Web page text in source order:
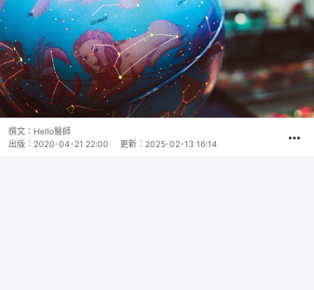
撰文： Hello醫師
出版： 2020-04-21 22:00 更新： 2025-02-13 16:14